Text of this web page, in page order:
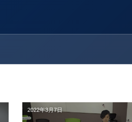
2022年3月7日